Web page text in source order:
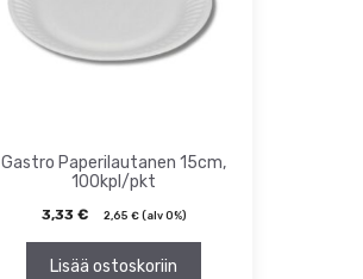
Gastro Paperilautanen 15cm,
100kpl/pkt
3,33 € 2,65 €(alv 0%)
Lisää ostoskoriin